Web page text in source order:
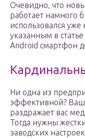
Очевидно, что
работает намного
использовался уже
указанным в
Android смартфон
Ни одна из
эффективной? Ваш
раздражает вас
Тогда нужны
заводских